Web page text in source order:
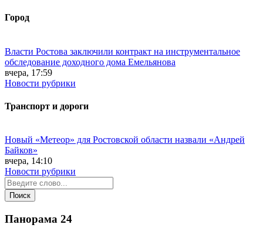
Город
Власти Ростова заключили контракт на инструментальное
обследование доходного дома Емельянова
вчера, 17:59
Новости рубрики
Транспорт и дороги
Новый «Метеор» для Ростовской области назвали «Андрей
Байков»
вчера, 14:10
Новости рубрики
Панорама 24